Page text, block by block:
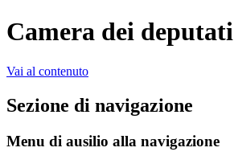
Camera dei deputati
Vai al contenuto
Sezione di navigazione
Menu di ausilio alla navigazione